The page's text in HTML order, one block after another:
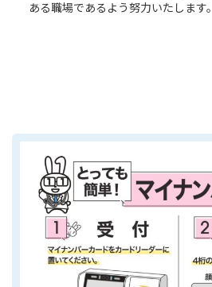
ある職場であるよう努力いたします。